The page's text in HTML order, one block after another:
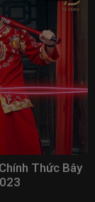
Thức Bây